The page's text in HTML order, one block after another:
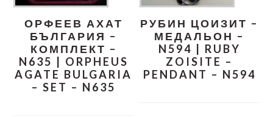
ОРФЕЕВ АХАТ
БЪЛГАРИЯ –
КОМПЛЕКТ –
N635 | ORPHEUS
AGATE BULGARIA
– SET – N635
РУБИН ЦОИЗИТ –
МЕДАЛЬОН –
N594 | RUBY
ZOISITE –
PENDANT – N594